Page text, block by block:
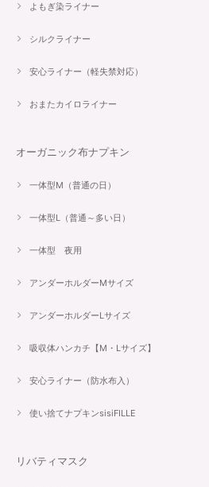
よもぎ染ライナー
シルクライナー
安心ライナー（軽失禁対応）
おまたカイロライナー
オーガニック布ナプキン
一体型M（普通の日）
一体型L（普通～多い日）
一体型 夜用
アンダーホルダーMサイズ
アンダーホルダーLサイズ
吸収体ハンカチ【M・Lサイズ】
安心ライナー（防水布入）
使い捨てナプキンsisiFILLE
リバティマスク